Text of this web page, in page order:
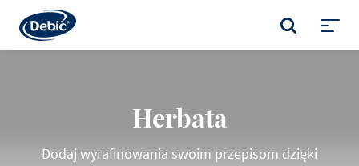
main
content
SZUKAJ
menu
Herbata
Dodaj wyrafinowania swoim przepisom dzięki